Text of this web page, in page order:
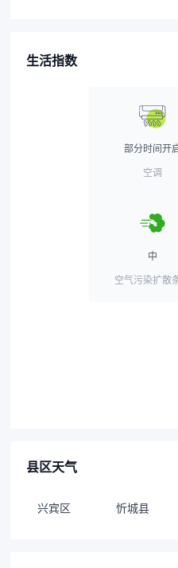
生活指数
部分时间开
空调
中
空气污染扩散
县区天气
兴宾区 忻城县